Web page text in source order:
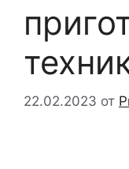
22.02.2023 от